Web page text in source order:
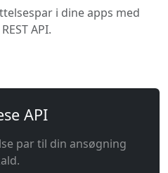
i dine apps med
API.
API
par til din ansøgning